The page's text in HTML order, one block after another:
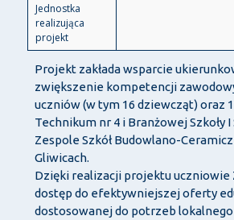
Jednostka
realizująca
projekt
Projekt zakłada wsparcie
zwiększenie kompetencji
uczniów (w tym 16 dziewcząt) oraz
Technikum nr 4 i Branżowej Szkoły
Zespole Szkół Budowlano-
Gliwicach.
Dzięki realizacji projektu uczniowie
dostęp do efektywniejszej oferty
dostosowanej do potrzeb lokalnego